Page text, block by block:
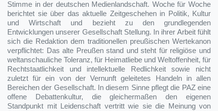
Stimme in der deutschen Medienlandschaft. Woche für Woche
berichtet sie über das aktuelle Zeitgeschehen in Politik, Kultur
und Wirtschaft und bezieht zu den grundlegenden
Entwicklungen unserer Gesellschaft Stellung. In ihrer Arbeit fühlt
sich die Redaktion dem traditionellen preußischen Wertekanon
verpflichtet: Das alte Preußen stand und steht für religiöse und
weltanschauliche Toleranz, für Heimatliebe und Weltoffenheit, für
Rechtstaatlichkeit und intellektuelle Redlichkeit sowie nicht
zuletzt für ein von der Vernunft geleitetes Handeln in allen
Bereichen der Gesellschaft. In diesem Sinne pflegt die PAZ eine
offene Debattenkultur, die gleichermaßen den eigenen
Standpunkt mit Leidenschaft vertritt wie sie die Meinung von